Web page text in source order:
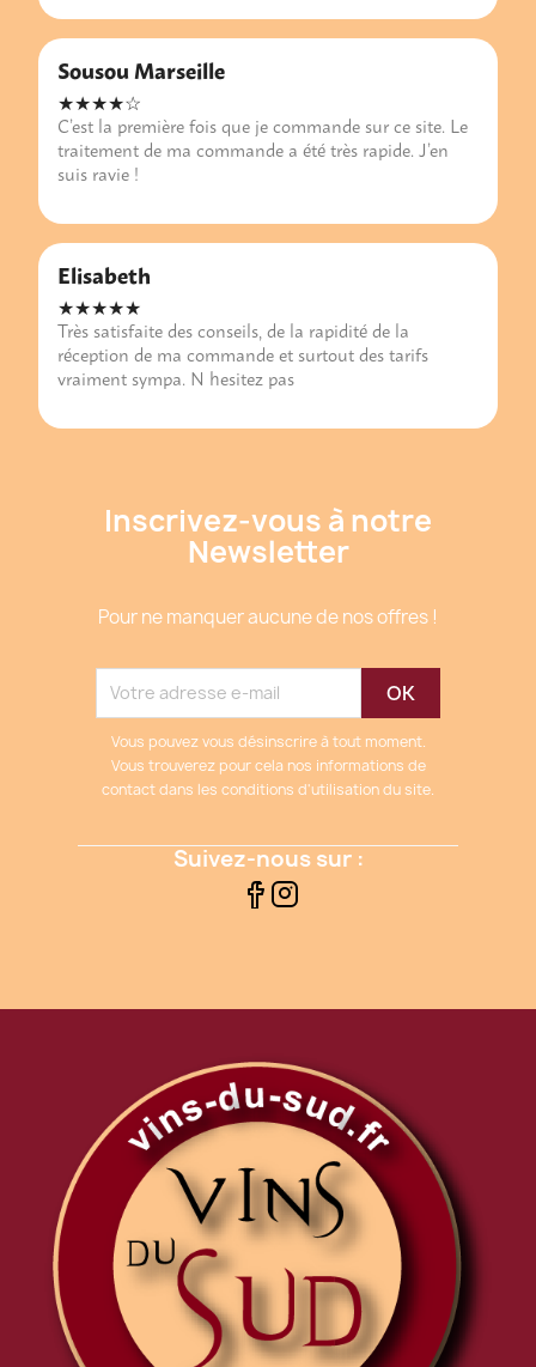
Sousou Marseille
★★★★☆
C’est la première fois que je commande sur ce site. Le
traitement de ma commande a été très rapide. J’en
suis ravie !
Elisabeth
★★★★★
Très satisfaite des conseils, de la rapidité de la
réception de ma commande et surtout des tarifs
vraiment sympa. N hesitez pas
Inscrivez-vous à notre
Newsletter
Pour ne manquer aucune de nos offres !
Vous pouvez vous désinscrire à tout moment.
Vous trouverez pour cela nos informations de
contact dans les conditions d'utilisation du site.
Suivez-nous sur :